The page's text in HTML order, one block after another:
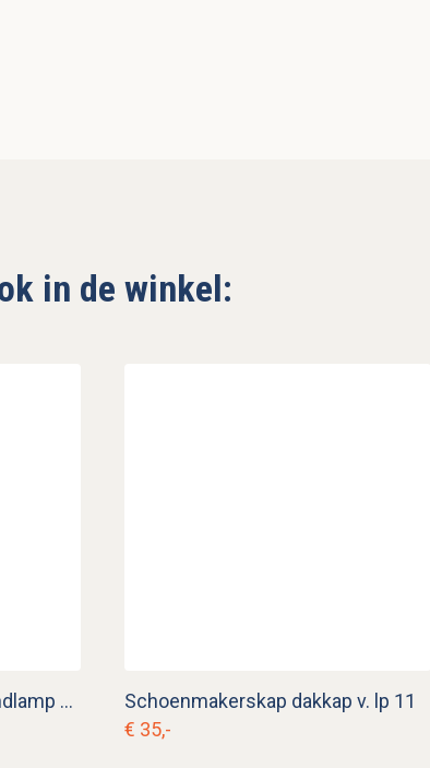
in de winkel:
Groene art deco bol plafondlamp v. p 3
Schoenmakerskap dakkap v. lp 11
€ 35,-